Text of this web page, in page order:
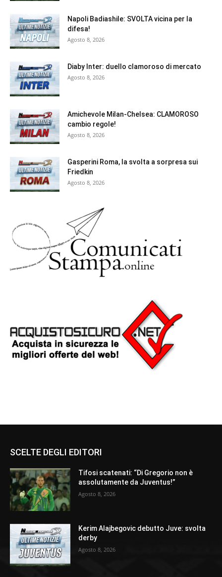
Napoli Badiashile: SVOLTA vicina per la
difesa!
Agosto 8, 2026
Diaby Inter: duello clamoroso di mercato
Agosto 8, 2026
Amichevole Milan-Chelsea: CLAMOROSO
cambio regole!
Agosto 8, 2026
Gasperini Roma, la svolta a sorpresa sui
Friedkin
Agosto 8, 2026
SCELTE DEGLI EDITORI
Tifosi scatenati: “Di Gregorio non è
assolutamente da Juventus!”
Agosto 8, 2026
Kerim Alajbegovic debutto Juve: svolta
derby
Agosto 8, 2026